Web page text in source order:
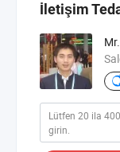
İletişim